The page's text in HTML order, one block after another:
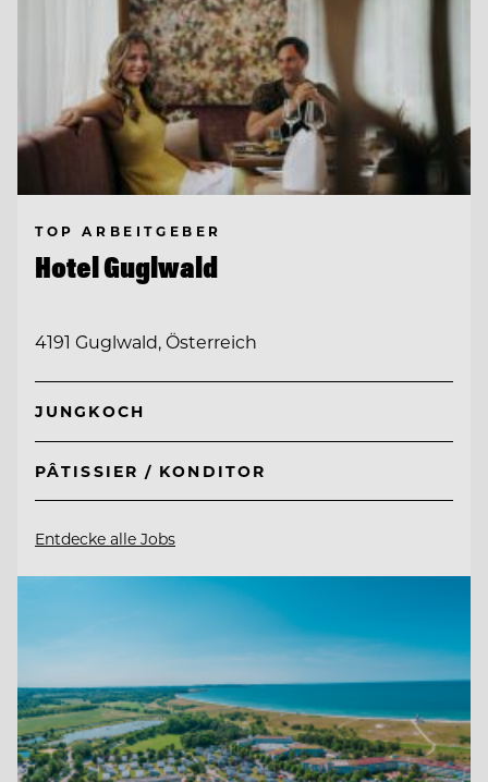
TOP ARBEITGEBER
Hotel Guglwald
4191 Guglwald, Österreich
JUNGKOCH
PÂTISSIER / KONDITOR
Entdecke alle Jobs